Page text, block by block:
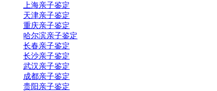
上海亲子鉴定
天津亲子鉴定
重庆亲子鉴定
哈尔滨亲子鉴定
长春亲子鉴定
长沙亲子鉴定
武汉亲子鉴定
成都亲子鉴定
贵阳亲子鉴定